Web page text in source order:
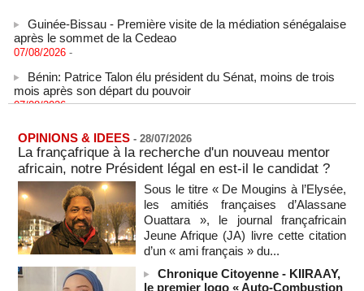
après le sommet de la Cedeao
07/08/2026 -
mois après son départ du pouvoir
07/08/2026 -
rupture diplomatique » entre les 2 pays
07/08/2026 -
Journaliste libanaise tuée par Israël : Amnesty France
demande une enquête pour crime de guerre
07/08/2026 -
Côte d'Ivoire : le président Ouattara accorde la grâce à 4.661
détenus
07/08/2026 -
Plagiat à Cambridge - L’université va réexaminer le
OPINIONS & IDEES - 28/07/2026
La françafrique à la recherche d'un nouveau mentor
africain, notre Président légal en est-il le candidat ?
Sous le titre « De Mougins à l’Elysée,
les amitiés françaises d’Alassane
Ouattara », le journal françafricain
Jeune Afrique (JA) livre cette citation
d’un « ami français » du...
Chronique Citoyenne - KIIRAAY,
le premier logo « Auto-Combustion